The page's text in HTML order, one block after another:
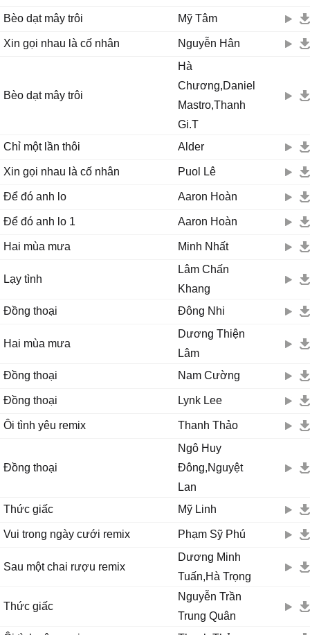
Bèo dạt mây trôi Mỹ Tâm
Xin gọi nhau là cố nhân Nguyễn Hân
Bèo dạt mây trôi
Hà
Chương,Daniel
Mastro,Thanh
Gi.T
Chỉ một lần thôi
Alder
Xin gọi nhau là cố nhân Puol Lê
Để đó anh lo Aaron Hoàn
Để đó anh lo 1 Aaron Hoàn
Hai mùa mưa Minh Nhất
Lạy tình
Lâm Chấn
Khang
Đồng thoại
Đông Nhi
Hai mùa mưa
Dương Thiện
Lâm
Đồng thoại
Nam Cường
Đồng thoại Lynk Lee
Ôi tình yêu remix Thanh Thảo
Đồng thoại
Ngô Huy
Đông,Nguyệt
Lan
Thức giấc
Mỹ Linh
Vui trong ngày cưới remix Phạm Sỹ Phú
Sau một chai rượu remix
Dương Minh
Tuấn,Hà Trọng
Thức giấc
Nguyễn Trần
Trung Quân